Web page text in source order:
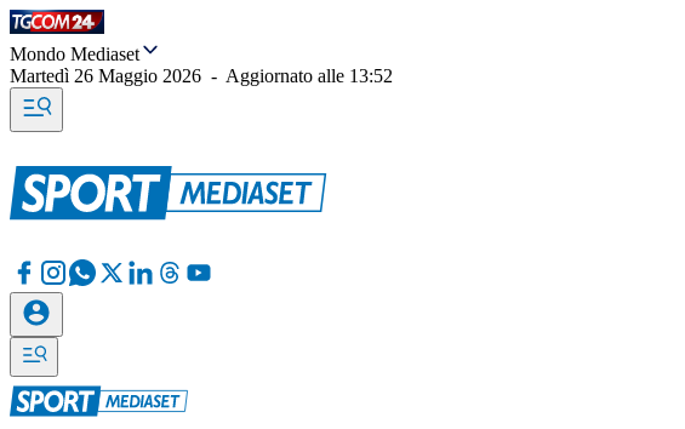
Mondo Mediaset
Martedì 26 Maggio 2026 - Aggiornato alle 13:52